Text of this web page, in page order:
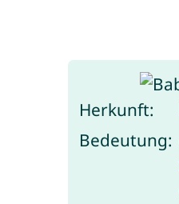
Herkunft:
Bedeutung: